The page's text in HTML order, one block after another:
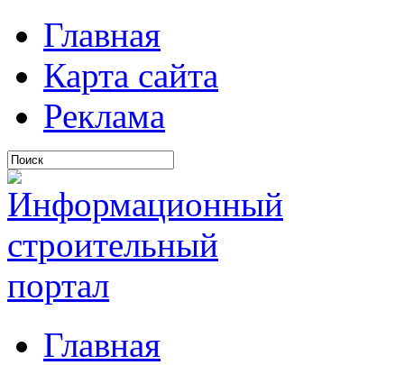
Главная
Карта сайта
Реклама
Главная